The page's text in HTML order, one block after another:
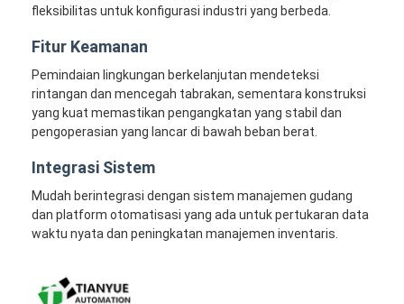
Semua Kasus
blog
bicara sekarang
Kendaraan AGV yang dipandu secara otomatis
Forklift Tanpa Pengendara yang Cerdas
Shuttle Pergudangan Tiga Dimensi
fleksibilitas untuk konfigurasi industri yang berbeda.
Fitur Keamanan
Pemindaian lingkungan berkelanjutan mendeteksi
rintangan dan mencegah tabrakan, sementara konstruksi
yang kuat memastikan pengangkatan yang stabil dan
pengoperasian yang lancar di bawah beban berat.
Integrasi Sistem
Mudah berintegrasi dengan sistem manajemen gudang
dan platform otomatisasi yang ada untuk pertukaran data
waktu nyata dan peningkatan manajemen inventaris.